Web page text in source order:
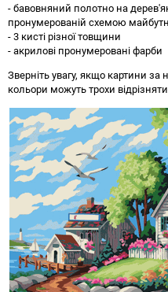
- бавовняний полотно на
пронумерованій схемою
- 3 кисті різної товщини
- акрилові пронумеровані фарби
Зверніть увагу, якщо картини
кольори можуть трохи